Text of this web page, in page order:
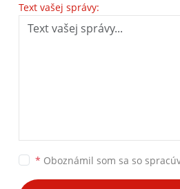
Text vašej správy:
* Oboznámil som sa so